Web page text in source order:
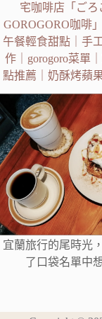
宅咖啡店「ごろ
GOROGORO咖啡
午餐輕食甜點｜手
作｜gorogoro菜單
點推薦｜奶酥烤蘋
宜蘭旅行的尾時光
了口袋名單中